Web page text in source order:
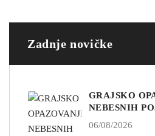
Zadnje novičke
GRAJSKO
NEBESNIH
06/08/2026